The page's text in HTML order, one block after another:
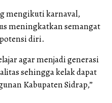
mengikuti karnaval,
meningkatkan semangat
diri.
agar menjadi generasi
sehingga kelak dapat
Kabupaten Sidrap,”